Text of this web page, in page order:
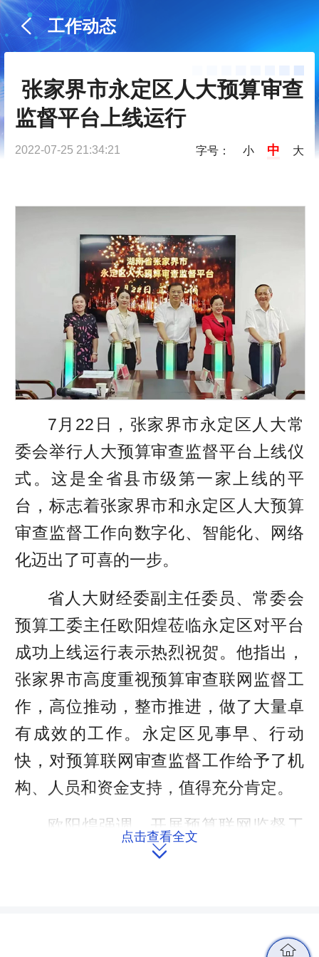
工作动态
监督平台上线运行
2022-07-25 21:34:21 字号： 小 中 大
7月22日，张家界市永定区人大常
委会举行人大预算审查监督平台上线仪
式。这是全省县市级第一家上线的平
台，标志着张家界市和永定区人大预算
审查监督工作向数字化、智能化、网络
化迈出了可喜的一步。
省人大财经委副主任委员、常委会
预算工委主任欧阳煌莅临永定区对平台
成功上线运行表示热烈祝贺。他指出，
张家界市高度重视预算审查联网监督工
作，高位推动，整市推进，做了大量卓
有成效的工作。永定区见事早、行动
快，对预算联网审查监督工作给予了机
构、人员和资金支持，值得充分肯定。
欧阳煌强调，开展预算联网监督工
作既是贯彻党中央关于人大预算审查监
安排。省人大财经委、预工委坚持以习
点击查看全文
